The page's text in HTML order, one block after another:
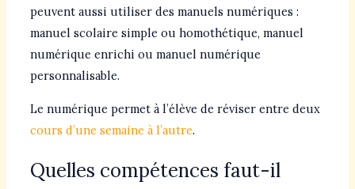
peuvent aussi utiliser des manuels numériques :
manuel scolaire simple ou homothétique, manuel
numérique enrichi ou manuel numérique
personnalisable.
Le numérique permet à l’élève de réviser entre deux
cours d’une semaine à l’autre.
Quelles compétences faut-il